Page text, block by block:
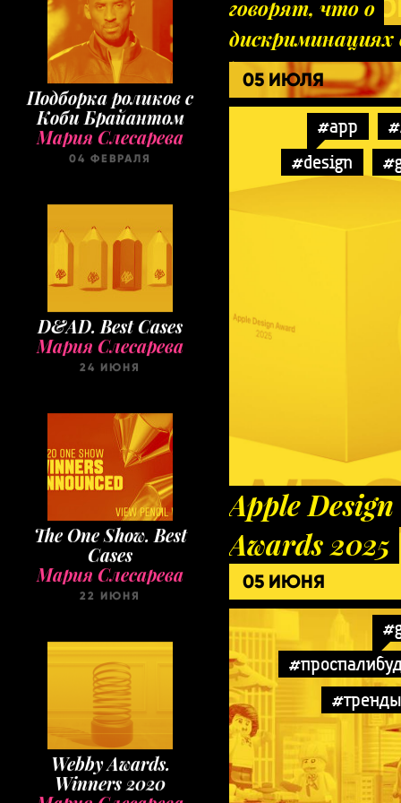
Подборка роликов с
Коби Брайантом
Мария Слесарева
04 ФЕВРАЛЯ
D&AD. Best Cases
Мария Слесарева
24 ИЮНЯ
The One Show. Best
Cases
Мария Слесарева
22 ИЮНЯ
Webby Awards.
Winners 2020
говорят, что о
дискриминациях
05 ИЮЛЯ
#app
#design
Apple Design
Awards 2025
05 ИЮНЯ